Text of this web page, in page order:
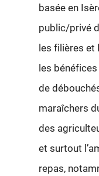
basée en
public/privé
les filières et
les
de
maraîchers
des
et surtout
repas,